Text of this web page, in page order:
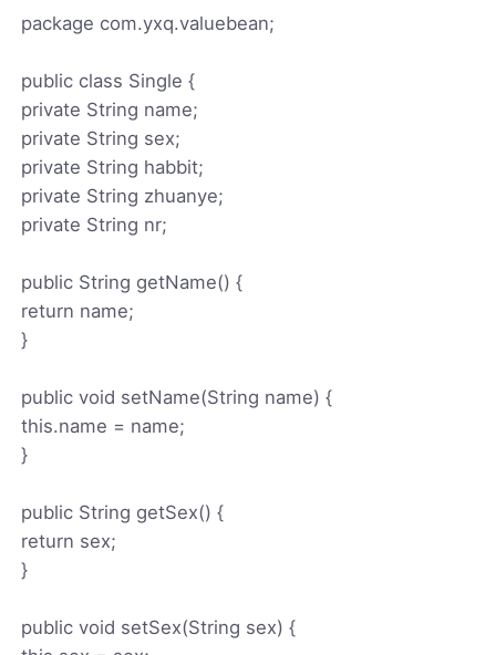
package com.yxq.valuebean;
public class Single {
private String name;
private String sex;
private String habbit;
private String zhuanye;
private String nr;
public String getName() {
return name;
}
public void setName(String name) {
this.name = name;
}
public String getSex() {
return sex;
}
public void setSex(String sex) {